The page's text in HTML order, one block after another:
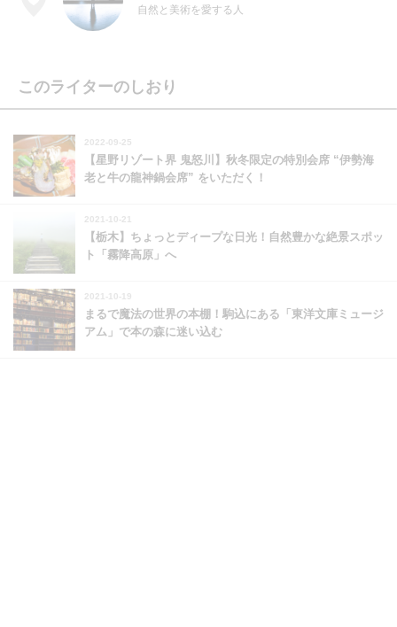
自然と美術を愛する人
このライターのしおり
2022-09-25
【星野リゾート界 鬼怒川】秋冬限定の特別会席 “伊勢海
老と牛の龍神鍋会席” をいただく！
2021-10-21
【栃木】ちょっとディープな日光！自然豊かな絶景スポッ
ト「霧降高原」へ
2021-10-19
まるで魔法の世界の本棚！駒込にある「東洋文庫ミュージ
アム」で本の森に迷い込む